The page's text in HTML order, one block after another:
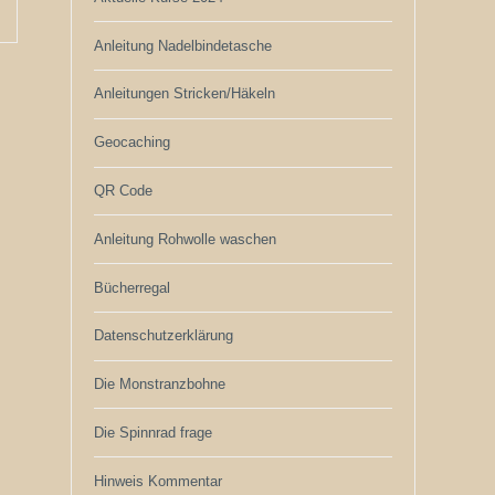
Anleitung Nadelbindetasche
Anleitungen Stricken/Häkeln
Geocaching
QR Code
Anleitung Rohwolle waschen
Bücherregal
Datenschutzerklärung
Die Monstranzbohne
Die Spinnrad frage
Hinweis Kommentar